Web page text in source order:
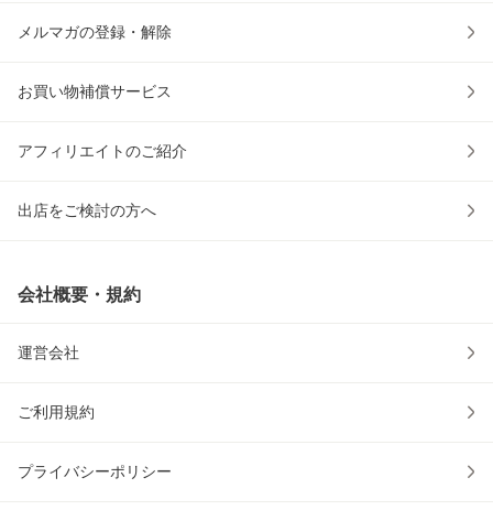
メルマガの登録・解除
お買い物補償サービス
アフィリエイトのご紹介
出店をご検討の方へ
会社概要・規約
運営会社
ご利用規約
プライバシーポリシー